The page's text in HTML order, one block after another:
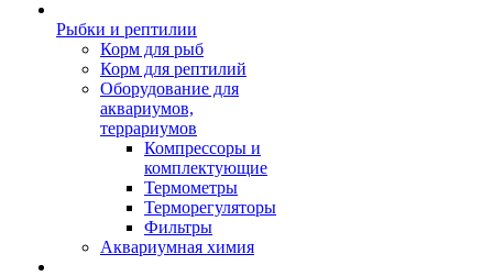
Рыбки и рептилии
Корм для рыб
Корм для рептилий
Оборудование для
аквариумов,
террариумов
Компрессоры и
комплектующие
Термометры
Терморегуляторы
Фильтры
Аквариумная химия